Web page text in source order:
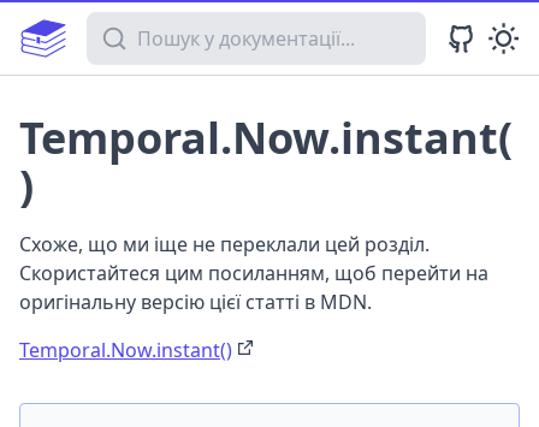
Пошук у документації
Temporal.Now.instant(
)
Схоже, що ми іще не переклали цей розділ.
Скористайтеся цим посиланням, щоб перейти на
оригінальну версію цієї статті в MDN.
Temporal.Now.instant()